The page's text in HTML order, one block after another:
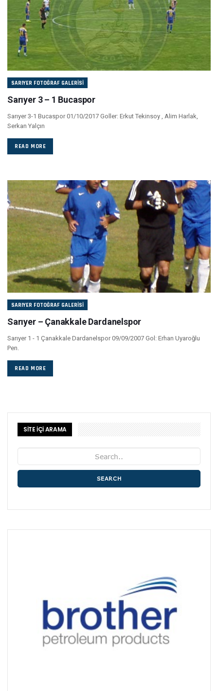
SARIYER FOTOĞRAF GALERISI
Sarıyer 3 – 1 Bucaspor
Sarıyer 3-1 Bucaspor 01/10/2017 Goller: Erkut Tekinsoy , Alim Harlak,
Serkan Yalçın
READ MORE
SARIYER FOTOĞRAF GALERISI
Sarıyer – Çanakkale Dardanelspor
Sarıyer 1 - 1 Çanakkale Dardanelspor 09/09/2007 Gol: Erhan Uyaroğlu
Pen.
READ MORE
SİTE İÇİ ARAMA
SEARCH